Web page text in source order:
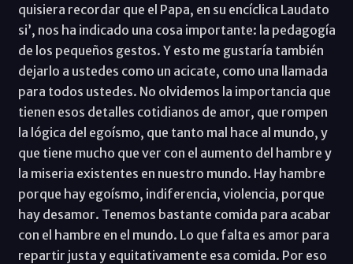
quisiera recordar que el Papa, en su encíclica Laudato
si’, nos ha indicado una cosa importante: la pedagogía
de los pequeños gestos. Y esto me gustaría también
dejarlo a ustedes como un acicate, como una llamada
para todos ustedes. No olvidemos la importancia que
tienen esos detalles cotidianos de amor, que rompen
la lógica del egoísmo, que tanto mal hace al mundo, y
que tiene mucho que ver con el aumento del hambre y
la miseria existentes en nuestro mundo. Hay hambre
porque hay egoísmo, indiferencia, violencia, porque
hay desamor. Tenemos bastante comida para acabar
con el hambre en el mundo. Lo que falta es amor para
repartir justa y equitativamente esa comida. Por eso